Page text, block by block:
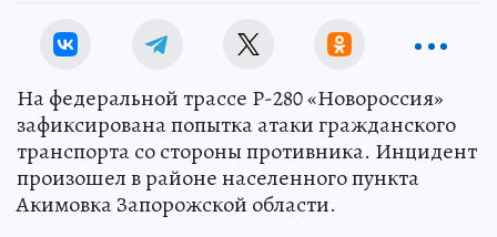
На федеральной трассе Р-280 «Новороссия»
зафиксирована попытка атаки гражданского
транспорта со стороны противника. Инцидент
произошел в районе населенного пункта
Акимовка Запорожской области.